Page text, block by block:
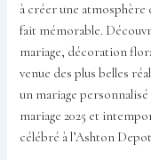
à créer une atmosphère
fait mémorable.
mariage, décoration
venue des plus belles
un mariage
mariage 2025 et
célébré à l’Ashton